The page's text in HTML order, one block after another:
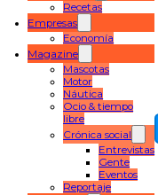
Recetas
Empresas
Economía
Magazine
Mascotas
Motor
Náutica
Ocio & tiempo
libre
Crónica social
Entrevistas
Gente
Eventos
Reportaje